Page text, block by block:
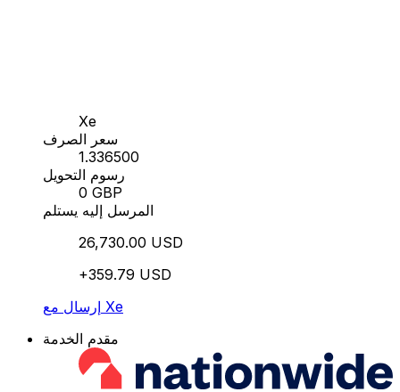
Xe
سعر الصرف
1.336500
رسوم التحويل
0 GBP
المرسل إليه يستلم
26,730.00 USD
+359.79 USD
إرسال مع Xe
مقدم الخدمة